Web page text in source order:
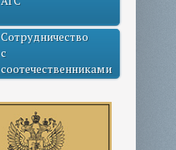
Сотрудничество
с
соотечественниками